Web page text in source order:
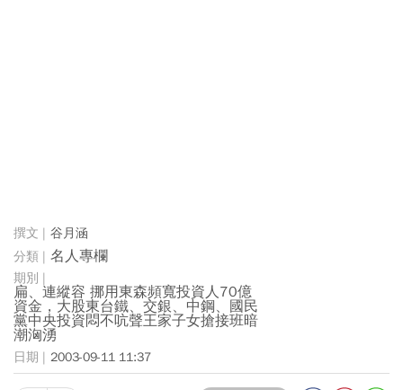
谷月涵
名人專欄
扁、連縱容 挪用東森頻寬投資人70億
資金，大股東台鐵、交銀、中鋼、國民
黨中央投資悶不吭聲王家子女搶接班暗
潮洶湧
2003-09-11 11:37